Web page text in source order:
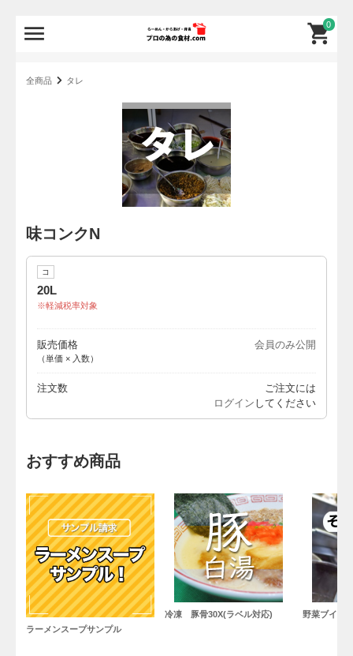
0
全商品 タレ
味コンクN
コ
20L
軽減税率対象
販売価格
（単価 × 入数）
会員のみ公開
注文数
ご注文には
ログイン してください
おすすめ商品
ラーメンスープサンプル
冷凍 豚骨30X(ラベル対応) 野菜ブイヨ